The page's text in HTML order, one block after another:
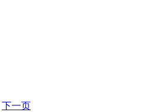
下一页